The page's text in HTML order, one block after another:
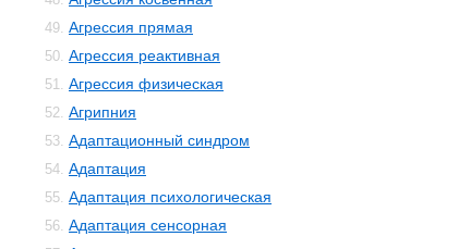
49. Агрессия прямая
50. Агрессия реактивная
51. Агрессия физическая
52. Агрипния
53. Адаптационный синдром
54. Адаптация
55. Адаптация психологическая
56. Адаптация сенсорная